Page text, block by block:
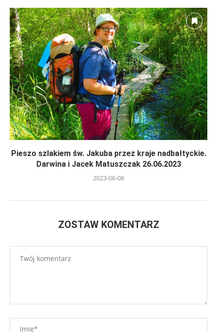
Pieszo szlakiem św. Jakuba przez kraje nadbałtyckie.
Darwina i Jacek Matuszczak 26.06.2023
2023-06-08
ZOSTAW KOMENTARZ